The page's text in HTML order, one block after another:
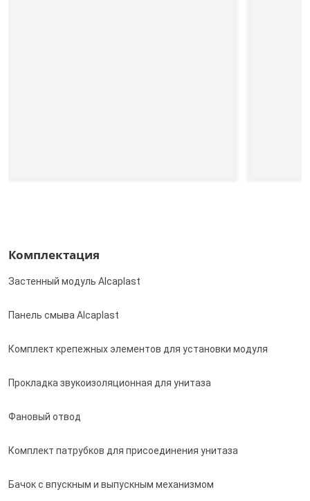
Комплектация
Застенный модуль Alcaplast
Панель смыва Alcaplast
Комплект крепежных элементов для установки модуля
Прокладка звукоизоляционная для унитаза
Фановый отвод
Комплект патрубков для присоединения унитаза
Бачок с впускным и выпускным механизмом